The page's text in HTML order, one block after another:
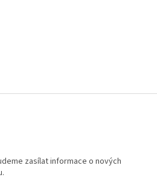
zasílat informace o nových